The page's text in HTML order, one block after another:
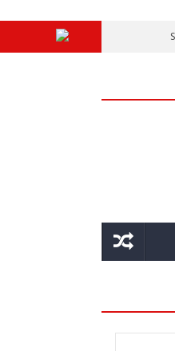
خط الدفاع الأول القيادة